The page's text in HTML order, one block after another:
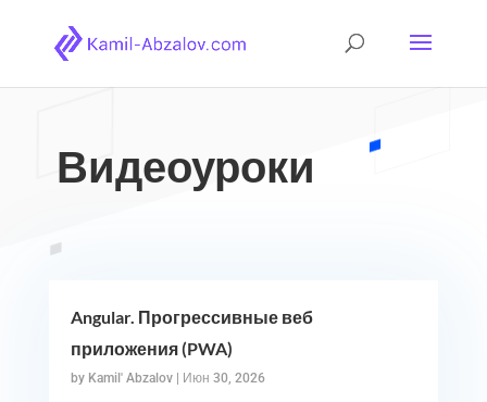
Видеоуроки
Angular. Прогрессивные веб
приложения (PWA)
by Kamil' Abzalov| Июн 30, 2026